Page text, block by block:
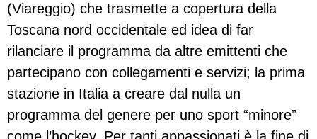
(Viareggio) che trasmette a copertura della
Toscana nord occidentale ed idea di far
rilanciare il programma da altre emittenti che
partecipano con collegamenti e servizi; la prima
stazione in Italia a creare dal nulla un
programma del genere per uno sport “minore”